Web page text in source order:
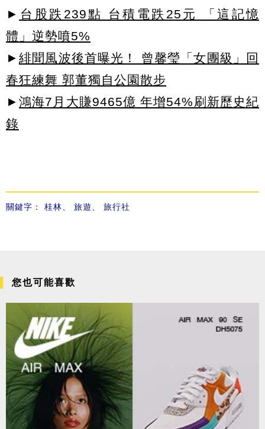
► 台股跌239點 台積電跌25元 「這記憶
體」逆勢噴5%
► 緋聞風波後首曝光！ 曾馨瑩「女團級」回
春狂練舞 郭董獨自公園散步
► 鴻海7月大賺9465億 年增54%刷新歷史紀
錄
關鍵字： 桂林 旅遊 旅行社
您也可能喜歡